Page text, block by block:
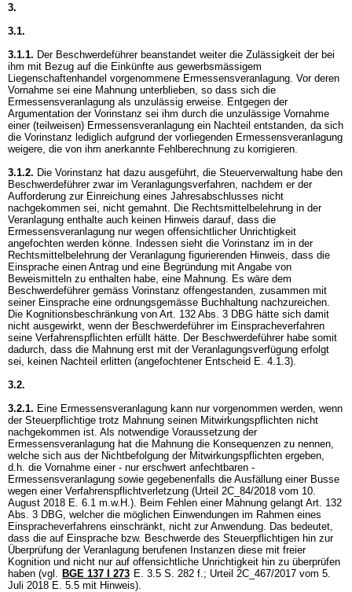
3.
3.1.
3.1.1. Der Beschwerdeführer beanstandet weiter die Zulässigkeit der bei
ihm mit Bezug auf die Einkünfte aus gewerbsmässigem
Liegenschaftenhandel vorgenommene Ermessensveranlagung. Vor deren
Vornahme sei eine Mahnung unterblieben, so dass sich die
Ermessensveranlagung als unzulässig erweise. Entgegen der
Argumentation der Vorinstanz sei ihm durch die unzulässige Vornahme
einer (teilweisen) Ermessensveranlagung ein Nachteil entstanden, da sich
die Vorinstanz lediglich aufgrund der vorliegenden Ermessensveranlagung
weigere, die von ihm anerkannte Fehlberechnung zu korrigieren.
3.1.2. Die Vorinstanz hat dazu ausgeführt, die Steuerverwaltung habe den
Beschwerdeführer zwar im Veranlagungsverfahren, nachdem er der
Aufforderung zur Einreichung eines Jahresabschlusses nicht
nachgekommen sei, nicht gemahnt. Die Rechtsmittelbelehrung in der
Veranlagung enthalte auch keinen Hinweis darauf, dass die
Ermessensveranlagung nur wegen offensichtlicher Unrichtigkeit
angefochten werden könne. Indessen sieht die Vorinstanz im in der
Rechtsmittelbelehrung der Veranlagung figurierenden Hinweis, dass die
Einsprache einen Antrag und eine Begründung mit Angabe von
Beweismitteln zu enthalten habe, eine Mahnung. Es wäre dem
Beschwerdeführer gemäss Vorinstanz offengestanden, zusammen mit
seiner Einsprache eine ordnungsgemässe Buchhaltung nachzureichen.
Die Kognitionsbeschränkung von Art. 132 Abs. 3 DBG hätte sich damit
nicht ausgewirkt, wenn der Beschwerdeführer im Einspracheverfahren
seine Verfahrenspflichten erfüllt hätte. Der Beschwerdeführer habe somit
dadurch, dass die Mahnung erst mit der Veranlagungsverfügung erfolgt
sei, keinen Nachteil erlitten (angefochtener Entscheid E. 4.1.3).
3.2.
3.2.1. Eine Ermessensveranlagung kann nur vorgenommen werden, wenn
der Steuerpflichtige trotz Mahnung seinen Mitwirkungspflichten nicht
nachgekommen ist. Als notwendige Voraussetzung der
Ermessensveranlagung hat die Mahnung die Konsequenzen zu nennen,
welche sich aus der Nichtbefolgung der Mitwirkungspflichten ergeben,
d.h. die Vornahme einer - nur erschwert anfechtbaren -
Ermessensveranlagung sowie gegebenenfalls die Ausfällung einer Busse
wegen einer Verfahrenspflichtverletzung (Urteil 2C_84/2018 vom 10.
August 2018 E. 6.1 m.w.H.). Beim Fehlen einer Mahnung gelangt Art. 132
Abs. 3 DBG, welcher die möglichen Einwendungen im Rahmen eines
Einspracheverfahrens einschränkt, nicht zur Anwendung. Das bedeutet,
dass die auf Einsprache bzw. Beschwerde des Steuerpflichtigen hin zur
Überprüfung der Veranlagung berufenen Instanzen diese mit freier
Kognition und nicht nur auf offensichtliche Unrichtigkeit hin zu überprüfen
haben (vgl. BGE 137 I 273 E. 3.5 S. 282 f.; Urteil 2C_467/2017 vom 5.
Juli 2018 E. 5.5 mit Hinweis).